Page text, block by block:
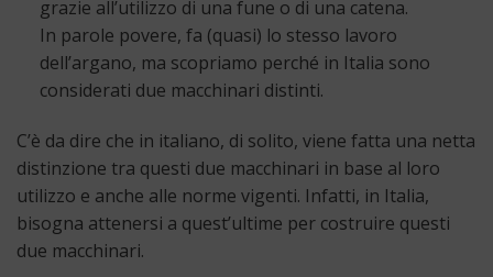
grazie all’utilizzo di una fune o di una catena.
In parole povere, fa (quasi) lo stesso lavoro
dell’argano, ma scopriamo perché in Italia sono
considerati due macchinari distinti.
C’è da dire che in italiano, di solito, viene fatta una netta
distinzione tra questi due macchinari in base al loro
utilizzo e anche alle norme vigenti. Infatti, in Italia,
bisogna attenersi a quest’ultime per costruire questi
due macchinari.